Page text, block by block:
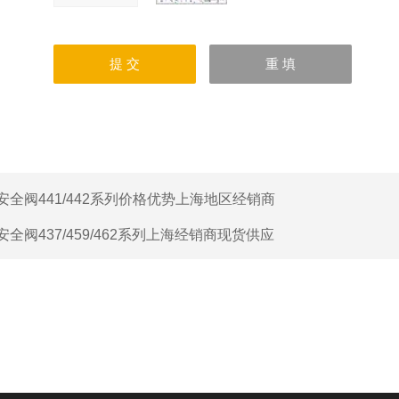
全阀441/442系列价格优势上海地区经销商
全阀437/459/462系列上海经销商现货供应